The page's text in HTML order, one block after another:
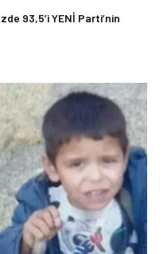
93,5’i YENİ Parti’nin